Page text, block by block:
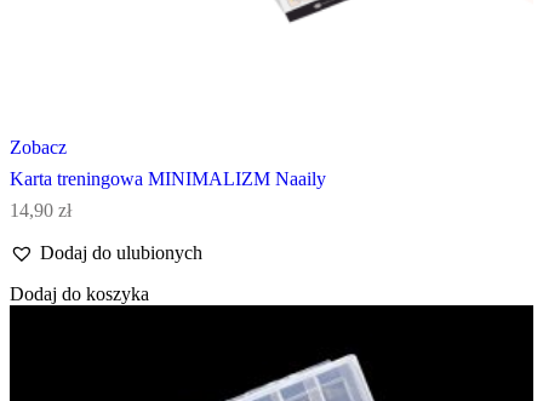
Zobacz
Karta treningowa MINIMALIZM Naaily
14,90 zł
Dodaj do ulubionych
Dodaj do koszyka